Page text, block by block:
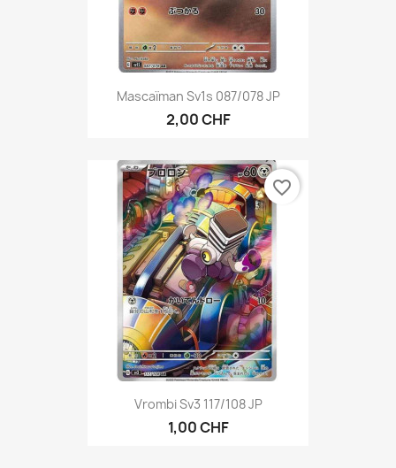
Mascaïman Sv1s 087/078 JP
2,00 CHF
Vrombi Sv3 117/108 JP
1,00 CHF
favorite_border